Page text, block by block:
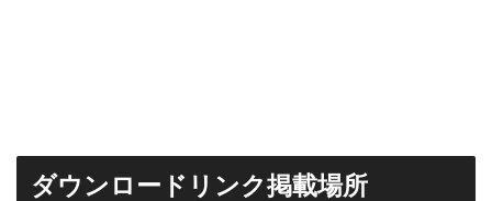
ダウンロードリンク掲載場所